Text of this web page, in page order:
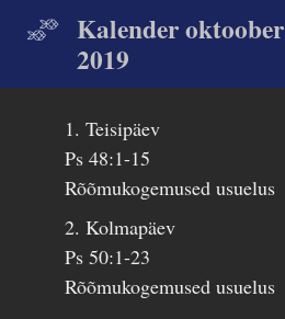
Kalender oktoober
2019
1. Teisipäev
Ps 48:1-15
Rõõmukogemused usuelus
2. Kolmapäev
Ps 50:1-23
Rõõmukogemused usuelus